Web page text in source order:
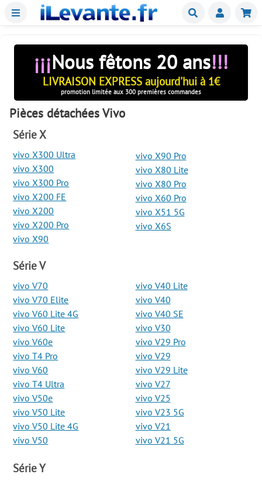
Menu Buscar
¡¡¡Nous fêtons 20 ans!!!
LIVRAISON EXPRESS aujourd'hui à 1€
promotion limitée aux 300 premières commandes
Pièces détachées Vivo
Série X
vivo X300 Ultra
vivo X300
vivo X300 Pro
vivo X200 FE
vivo X200
vivo X200 Pro
vivo X90
vivo X90 Pro
vivo X80 Lite
vivo X80 Pro
vivo X60 Pro
vivo X51 5G
vivo X6S
Série V
vivo V70
vivo V70 Elite
vivo V60 Lite 4G
vivo V60 Lite
vivo V60e
vivo T4 Pro
vivo V60
vivo T4 Ultra
vivo V50e
vivo V50 Lite
vivo V50 Lite 4G
vivo V50
vivo V40 Lite
vivo V40
vivo V40 SE
vivo V30
vivo V29 Pro
vivo V29
vivo V29 Lite
vivo V27
vivo V25
vivo V23 5G
vivo V21
vivo V21 5G
Série Y